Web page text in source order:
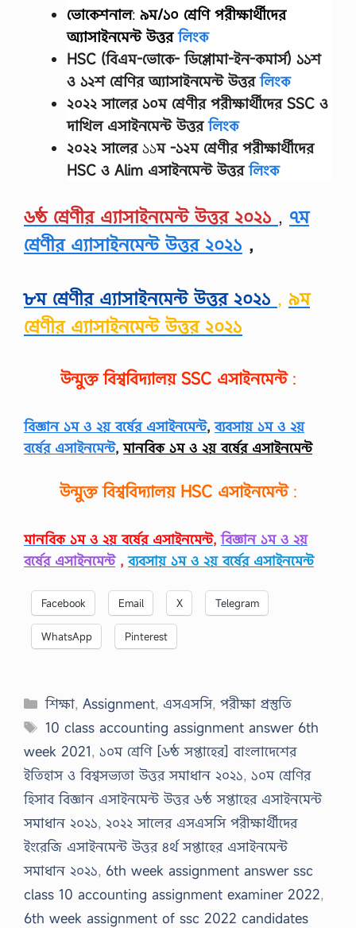
ভোকেশনাল: ৯ম/১০ শ্রেণি পরীক্ষার্থীদের
অ্যাসাইনমেন্ট উত্তরলিংক
HSC (বিএম-ভোকে- ডিপ্লোমা-ইন-কমার্স) ১১শ
ও ১২শ শ্রেণির অ্যাসাইনমেন্ট উত্তরলিংক
২০২২ সালের ১০ম শ্রেণীর পরীক্ষার্থীদেরSSC ও
দাখিল এসাইনমেন্ট উত্তরলিংক
২০২২ সালের১১ম -১২ম শ্রেণীর পরীক্ষার্থীদের
HSC ও Alim এসাইনমেন্ট উত্তরলিংক
৬ষ্ঠ শ্রেণীর এ্যাসাইনমেন্ট উত্তর ২০২১ , ৭ম
শ্রেণীর এ্যাসাইনমেন্ট উত্তর ২০২১ ,
৮ম শ্রেণীর এ্যাসাইনমেন্ট উত্তর ২০২১ , ৯ম
শ্রেণীর এ্যাসাইনমেন্ট উত্তর ২০২১
উন্মুক্ত বিশ্ববিদ্যালয়SSC এসাইনমেন্ট:
বিজ্ঞান ১ম ও ২য় বর্ষের এসাইনমেন্ট, ব্যবসায় ১ম ও ২য়
বর্ষের এসাইনমেন্ট,মানবিক ১ম ও ২য় বর্ষের এসাইনমেন্ট
উন্মুক্ত বিশ্ববিদ্যালয় HSC এসাইনমেন্ট:
মানবিক ১ম ও ২য় বর্ষের এসাইনমেন্ট, বিজ্ঞান ১ম ও ২য়
বর্ষের এসাইনমেন্ট,ব্যবসায় ১ম ও ২য় বর্ষের এসাইনমেন্ট
Facebook Email X Telegram
WhatsApp Pinterest
Categories
শিক্ষা,Assignment, এসএসসি,পরীক্ষা প্রস্তুতি
Tags
10 class accounting assignment answer 6th
week 2021, ১০ম শ্রেণি [৬ষ্ঠ সপ্তাহের] বাংলাদেশের
ইতিহাস ও বিশ্বসভ্যতা উত্তর সমাধান ২০২১, ১০ম শ্রেণির
হিসাব বিজ্ঞান এসাইনমেন্ট উত্তর ৬ষ্ঠ সপ্তাহের এসাইনমেন্ট
সমাধান ২০২১, ২০২২ সালের এসএসসি পরীক্ষার্থীদের
ইংরেজি এসাইনমেন্ট উত্তর ৪র্থ সপ্তাহের এসাইনমেন্ট
সমাধান ২০২১, 6th week assignment answer ssc
class 10 accounting assignment examiner 2022,
6th week assignment of ssc 2022 candidates